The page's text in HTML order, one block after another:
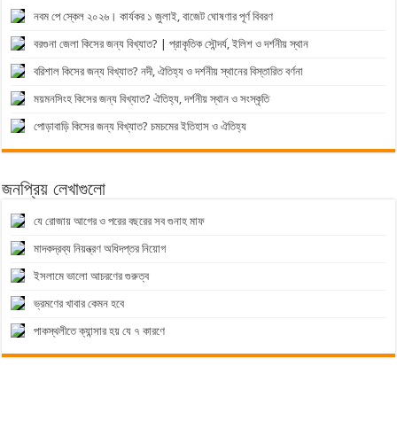
নবম পে স্কেল ২০২৬। কার্যকর ১ জুলাই, বাজেট ঘোষণার পূর্ণ বিবরণ
বরগুনা জেলা কিসের জন্য বিখ্যাত? | প্রাকৃতিক সৌন্দর্য, ইলিশ ও দর্শনীয় স্থান
বরিশাল কিসের জন্য বিখ্যাত? নদী, ঐতিহ্য ও দর্শনীয় স্থানের বিস্তারিত বর্ণনা
ময়মনসিংহ কিসের জন্য বিখ্যাত? ঐতিহ্য, দর্শনীয় স্থান ও সংস্কৃতি
পোড়াবাড়ি কিসের জন্য বিখ্যাত? চমচমের ইতিহাস ও ঐতিহ্য
জনপ্রিয় লেখাগুলো
যে রোজায় আগের ও পরের বছরের সব গুনাহ মাফ
মাদকদ্রব্য নিয়ন্ত্রণ অধিদপ্তর নিয়োগ
ইসলামে ভালো আচরণের গুরুত্ব
ভ্রমণের খাবার কেমন হবে
পাকস্থলীতে ক্যান্সার হয় যে ৭ কারণে